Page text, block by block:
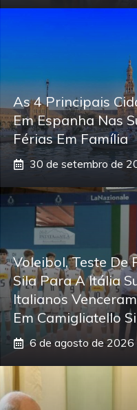
As 4 Principais
Em Espanha Nas
Férias Em Família
30 de setembro de
Voleibol, Teste De
Sila Para A Itália
Italianos
Em Camigliatello
6 de agosto de 2026